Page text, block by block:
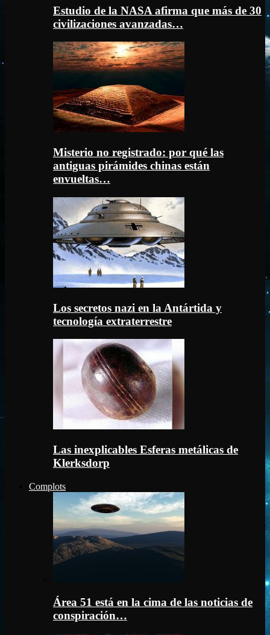
Estudio de la NASA afirma que más de 30
civilizaciones avanzadas…
Misterio no registrado: por qué las
antiguas pirámides chinas están
envueltas…
Los secretos nazi en la Antártida y
tecnología extraterrestre
Las inexplicables Esferas metálicas de
Klerksdorp
Complots
Área 51 está en la cima de las noticias de
conspiración…